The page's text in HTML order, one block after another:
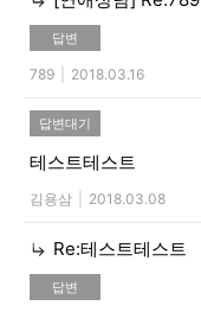
답변
789 2018.03.16
답변대기
테스트테스트
김용삼 2018.03.08
Re:테스트테스트
답변